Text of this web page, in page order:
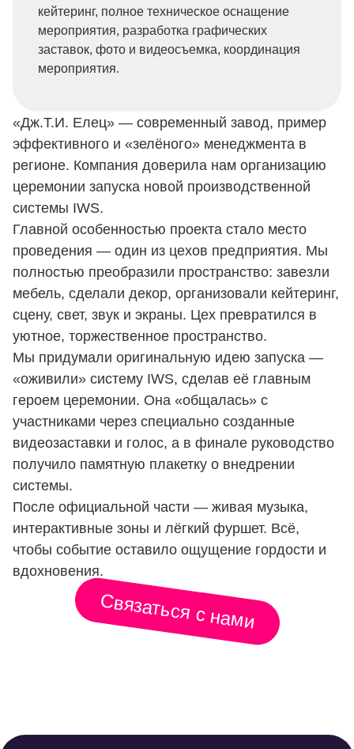
кейтеринг, полное техническое оснащение
мероприятия, разработка графических
заставок, фото и видеосъемка, координация
мероприятия.
«Дж.Т.И. Елец» — современный завод, пример
эффективного и «зелёного» менеджмента в
регионе. Компания доверила нам организацию
церемонии запуска новой производственной
системы IWS.
Главной особенностью проекта стало место
проведения — один из цехов предприятия. Мы
полностью преобразили пространство: завезли
мебель, сделали декор, организовали кейтеринг,
сцену, свет, звук и экраны. Цех превратился в
уютное, торжественное пространство.
Мы придумали оригинальную идею запуска —
«оживили» систему IWS, сделав её главным
героем церемонии. Она «общалась» с
участниками через специально созданные
видеозаставки и голос, а в финале руководство
получило памятную плакетку о внедрении
системы.
После официальной части — живая музыка,
интерактивные зоны и лёгкий фуршет. Всё,
чтобы событие оставило ощущение гордости и
вдохновения.
Связаться с нами